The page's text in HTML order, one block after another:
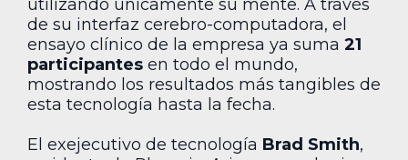
utilizando únicamente su mente. A través
de su interfaz cerebro-computadora, el
ensayo clínico de la empresa ya suma 21
participantes en todo el mundo,
mostrando los resultados más tangibles de
esta tecnología hasta la fecha.
El exejecutivo de tecnología Brad Smith,